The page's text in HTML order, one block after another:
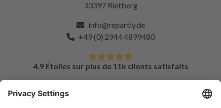
33397 Rietberg
info@repartly.de
+49 (0) 2944 4899480
4.9 Étoiles sur plus de 11k clients satisfaits